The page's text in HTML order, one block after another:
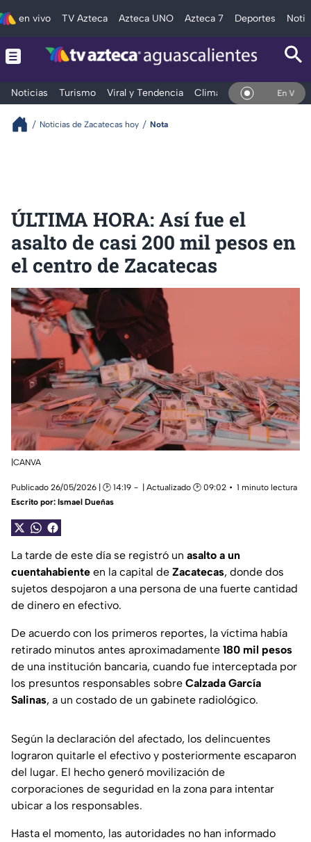
en vivo TV Azteca Azteca UNO Azteca 7 Deportes
Noticias Turismo Viral y Tendencia Clima Deportes En Vivo
Noticias de Zacatecas hoy Nota
ÚLTIMA HORA: Así fue el
asalto de casi 200 mil pesos en
el centro de Zacatecas
|CANVA
Publicado 26/05/2026 | 🕑 14:19 | Actualizado 🕑 09:02
1 minuto lectura
Escrito por: Ismael Dueñas
La tarde de este día se registró un asalto a un
cuentahabiente en la capital de Zacatecas, donde dos
sujetos despojaron a una persona de una fuerte cantidad
de dinero en efectivo.
De acuerdo con los primeros reportes, la víctima había
retirado minutos antes aproximadamente 180 mil pesos
de una institución bancaria, cuando fue interceptada por
los presuntos responsables sobre Calzada García
Salinas, a un costado de un gabinete radiológico.
Según la declaración del afectado, los delincuentes
lograron quitarle el efectivo y posteriormente escaparon
del lugar. El hecho generó movilización de
corporaciones de seguridad en la zona para intentar
ubicar a los responsables.
Hasta el momento, las autoridades no han informado